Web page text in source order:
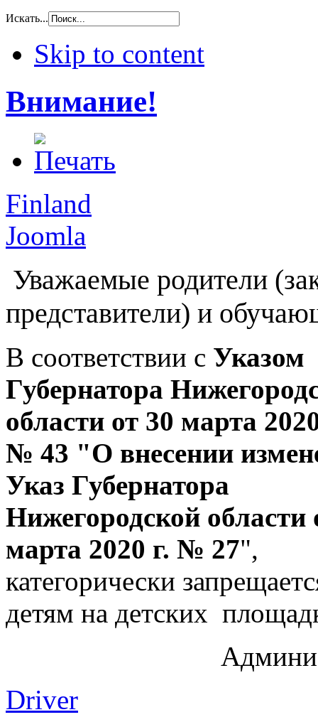
Искать...
Skip to content
Внимание!
Finland
Joomla
Уважаемые родители
представители) и
В соответствии с Указом
Губернатора
области от 30 марта
№ 43 "О внесении
Указ Губернатора
Нижегородской области
марта 2020 г. № 27",
категорически
детям на детских
Driver